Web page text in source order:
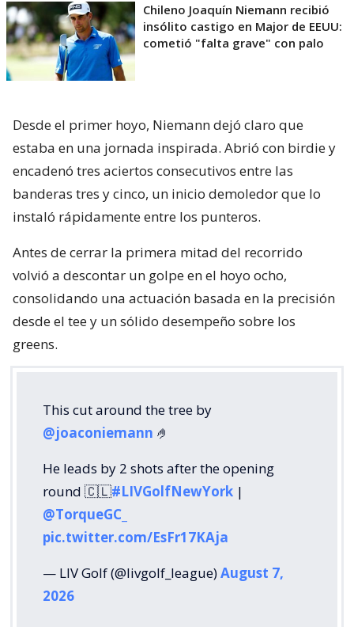
Chileno Joaquín Niemann recibió
insólito castigo en Major de EEUU:
cometió "falta grave" con palo
Desde el primer hoyo, Niemann dejó claro que
estaba en una jornada inspirada. Abrió con birdie y
encadenó tres aciertos consecutivos entre las
banderas tres y cinco, un inicio demoledor que lo
instaló rápidamente entre los punteros.
Antes de cerrar la primera mitad del recorrido
volvió a descontar un golpe en el hoyo ocho,
consolidando una actuación basada en la precisión
desde el tee y un sólido desempeño sobre los
greens.
This cut around the tree by
@joaconiemann 🤌
He leads by 2 shots after the opening
round 🇨🇱#LIVGolfNewYork |
@TorqueGC_
pic.twitter.com/EsFr17KAja
— LIV Golf (@livgolf_league)August 7,
2026